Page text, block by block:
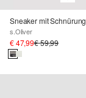
Sneaker mit Schnürung
s.Oliver
€ 47,99€ 59,99